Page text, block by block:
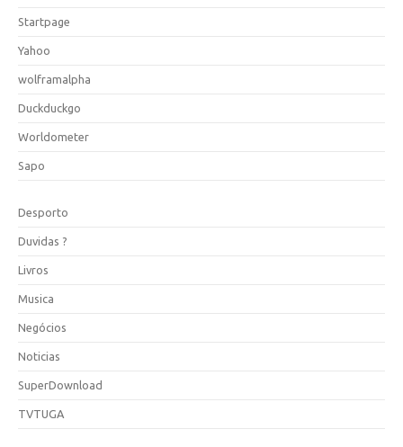
Startpage
Yahoo
wolframalpha
Duckduckgo
Worldometer
Sapo
Desporto
Duvidas ?
Livros
Musica
Negócios
Noticias
SuperDownload
TVTUGA